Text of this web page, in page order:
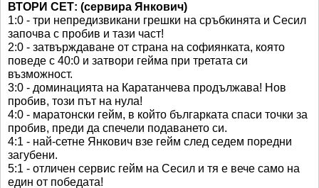
ВТОРИ СЕТ: (сервира Янкович)
1:0 - три непредизвикани грешки на сръбкинята и Сесил
започва с пробив и тази част!
2:0 - затвърждаване от страна на софиянката, която
поведе с 40:0 и затвори гейма при третата си
възможност.
3:0 - доминацията на Каратанчева продължава! Нов
пробив, този път на нула!
4:0 - маратонски гейм, в който българката спаси точки за
пробив, преди да спечели подаването си.
4:1 - най-сетне Янкович взе гейм след седем поредни
загубени.
5:1 - отличен сервис гейм на Сесил и тя е вече само на
един от победата!